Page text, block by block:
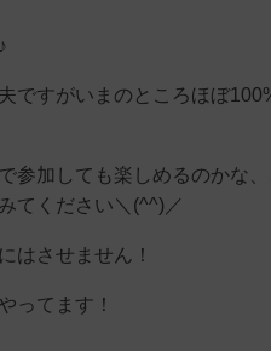
ですがいまのところほぼ
参加しても楽しめるのかな
てください＼(^^)／
はさせません！
ってます！